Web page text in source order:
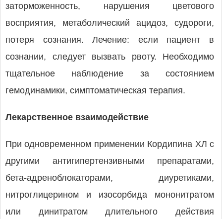
заторможенность, нарушения цветового
восприятия, метаболический ацидоз, судороги,
потеря сознания. Лечение: если пациент в
сознании, следует вызвать рвоту. Необходимо
тщательное наблюдение за состоянием
гемодинамики, симптоматическая терапия.
Лекарственное взаимодействие
При одновременном применении Кордипина ХЛ с
другими антигипертензивными препаратами,
бета-адреноблокаторами, диуретиками,
нитроглицерином и изосорбида мононитратом
или динитратом длительного действия